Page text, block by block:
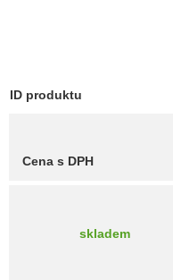
ID produktu
Cena s DPH
skladem